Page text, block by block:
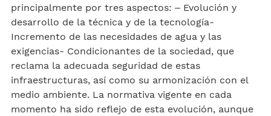
principalmente por tres aspectos: – Evolución y
desarrollo de la técnica y de la tecnología-
Incremento de las necesidades de agua y las
exigencias- Condicionantes de la sociedad, que
reclama la adecuada seguridad de estas
infraestructuras, así como su armonización con el
medio ambiente. La normativa vigente en cada
momento ha sido reflejo de esta evolución, aunque